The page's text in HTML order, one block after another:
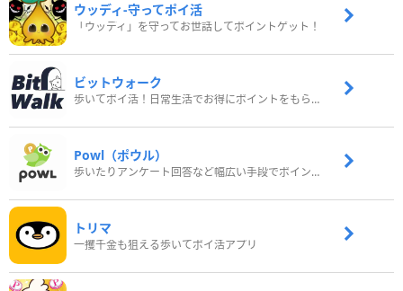
ウッディ‐守ってポイ活
「ウッディ」を守ってお世話してポイントゲット！
ビットウォーク
歩いてポイ活！日常生活でお得にポイントをもらおう
Powl（ポウル）
歩いたりアンケート回答など幅広い手段でポイントをゲット
トリマ
一攫千金も狙える歩いてポイ活アプリ